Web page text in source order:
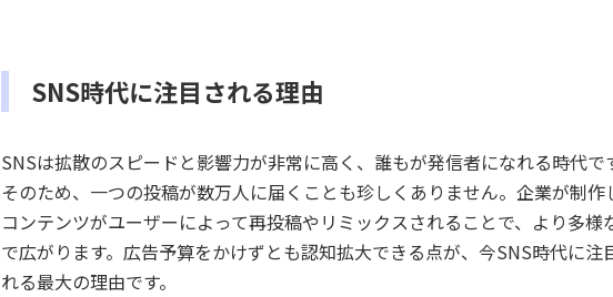
SNS時代に注目される理由
SNSは拡散のスピードと影響力が非常に高く、誰もが発信者になれる時代で
そのため、一つの投稿が数万人に届くことも珍しくありません。企業が制作
コンテンツがユーザーによって再投稿やリミックスされることで、より多様
で広がります。広告予算をかけずとも認知拡大できる点が、今SNS時代に注
れる最大の理由です。